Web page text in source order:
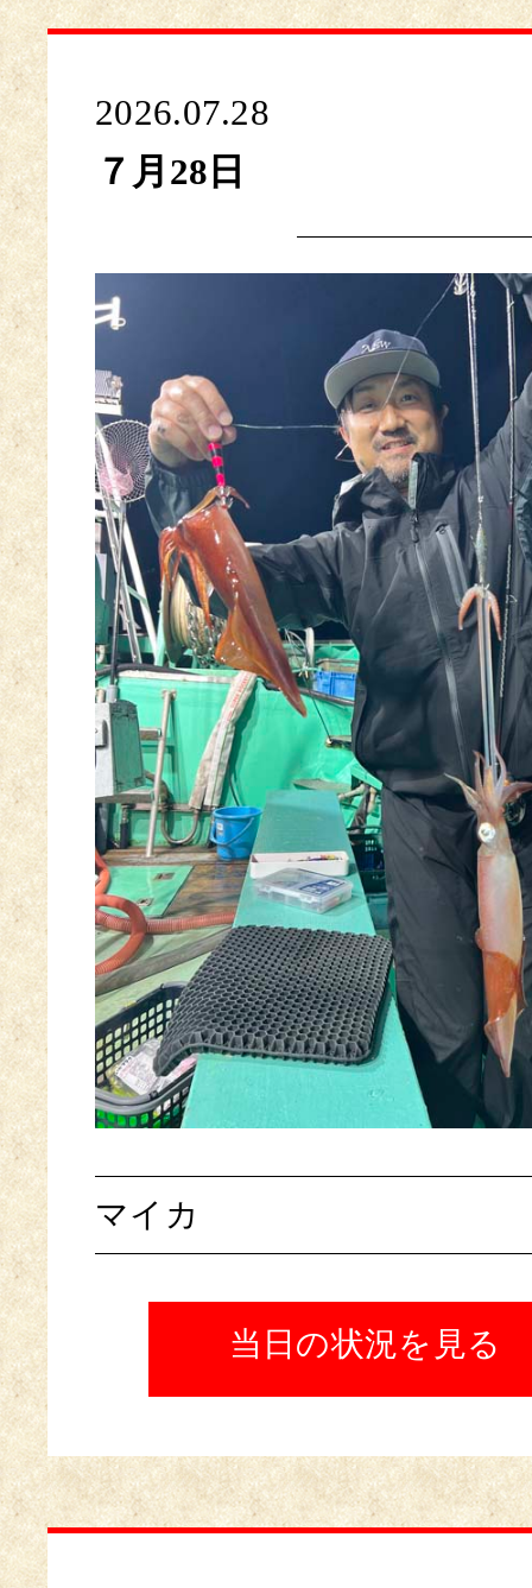
2026.07.28
７月28日
マイカ
当日の状況を見る